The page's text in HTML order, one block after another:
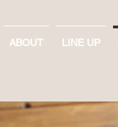
ABOUT LINE UP